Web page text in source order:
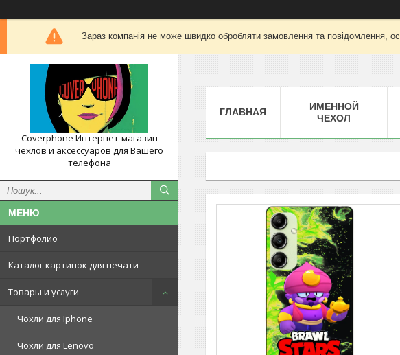
Зараз компанія не може швидко обробляти замовлення та повідомлення,
Coverphone Интернет-магазин
чехлов и аксессуаров для Вашего
телефона
Портфолио
Каталог картинок для печати
Товары и услуги
Чохли для Iphone
Чохли для Lenovo
ГЛАВНАЯ
ИМЕННОЙ
ЧЕХОЛ